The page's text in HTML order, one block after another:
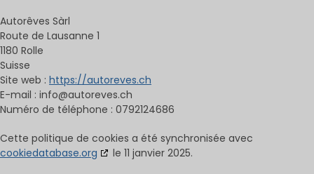
Autorêves Sàrl
Route de Lausanne 1
1180 Rolle
Suisse
Site web : https://autoreves.ch
E-mail : info@autoreves.ch
Numéro de téléphone : 0792124686
Cette politique de cookies a été synchronisée avec
cookiedatabase.org
le 11 janvier 2025.